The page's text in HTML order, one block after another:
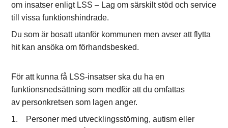
om insatser enligt LSS – Lag om särskilt stöd och service
till vissa funktionshindrade.
Du som är bosatt utanför kommunen men avser att flytta
hit kan ansöka om förhandsbesked.
För att kunna få LSS-insatser ska du ha en
funktionsnedsättning som medför att du omfattas
av personkretsen som lagen anger.
1. Personer med utvecklingsstörning, autism eller